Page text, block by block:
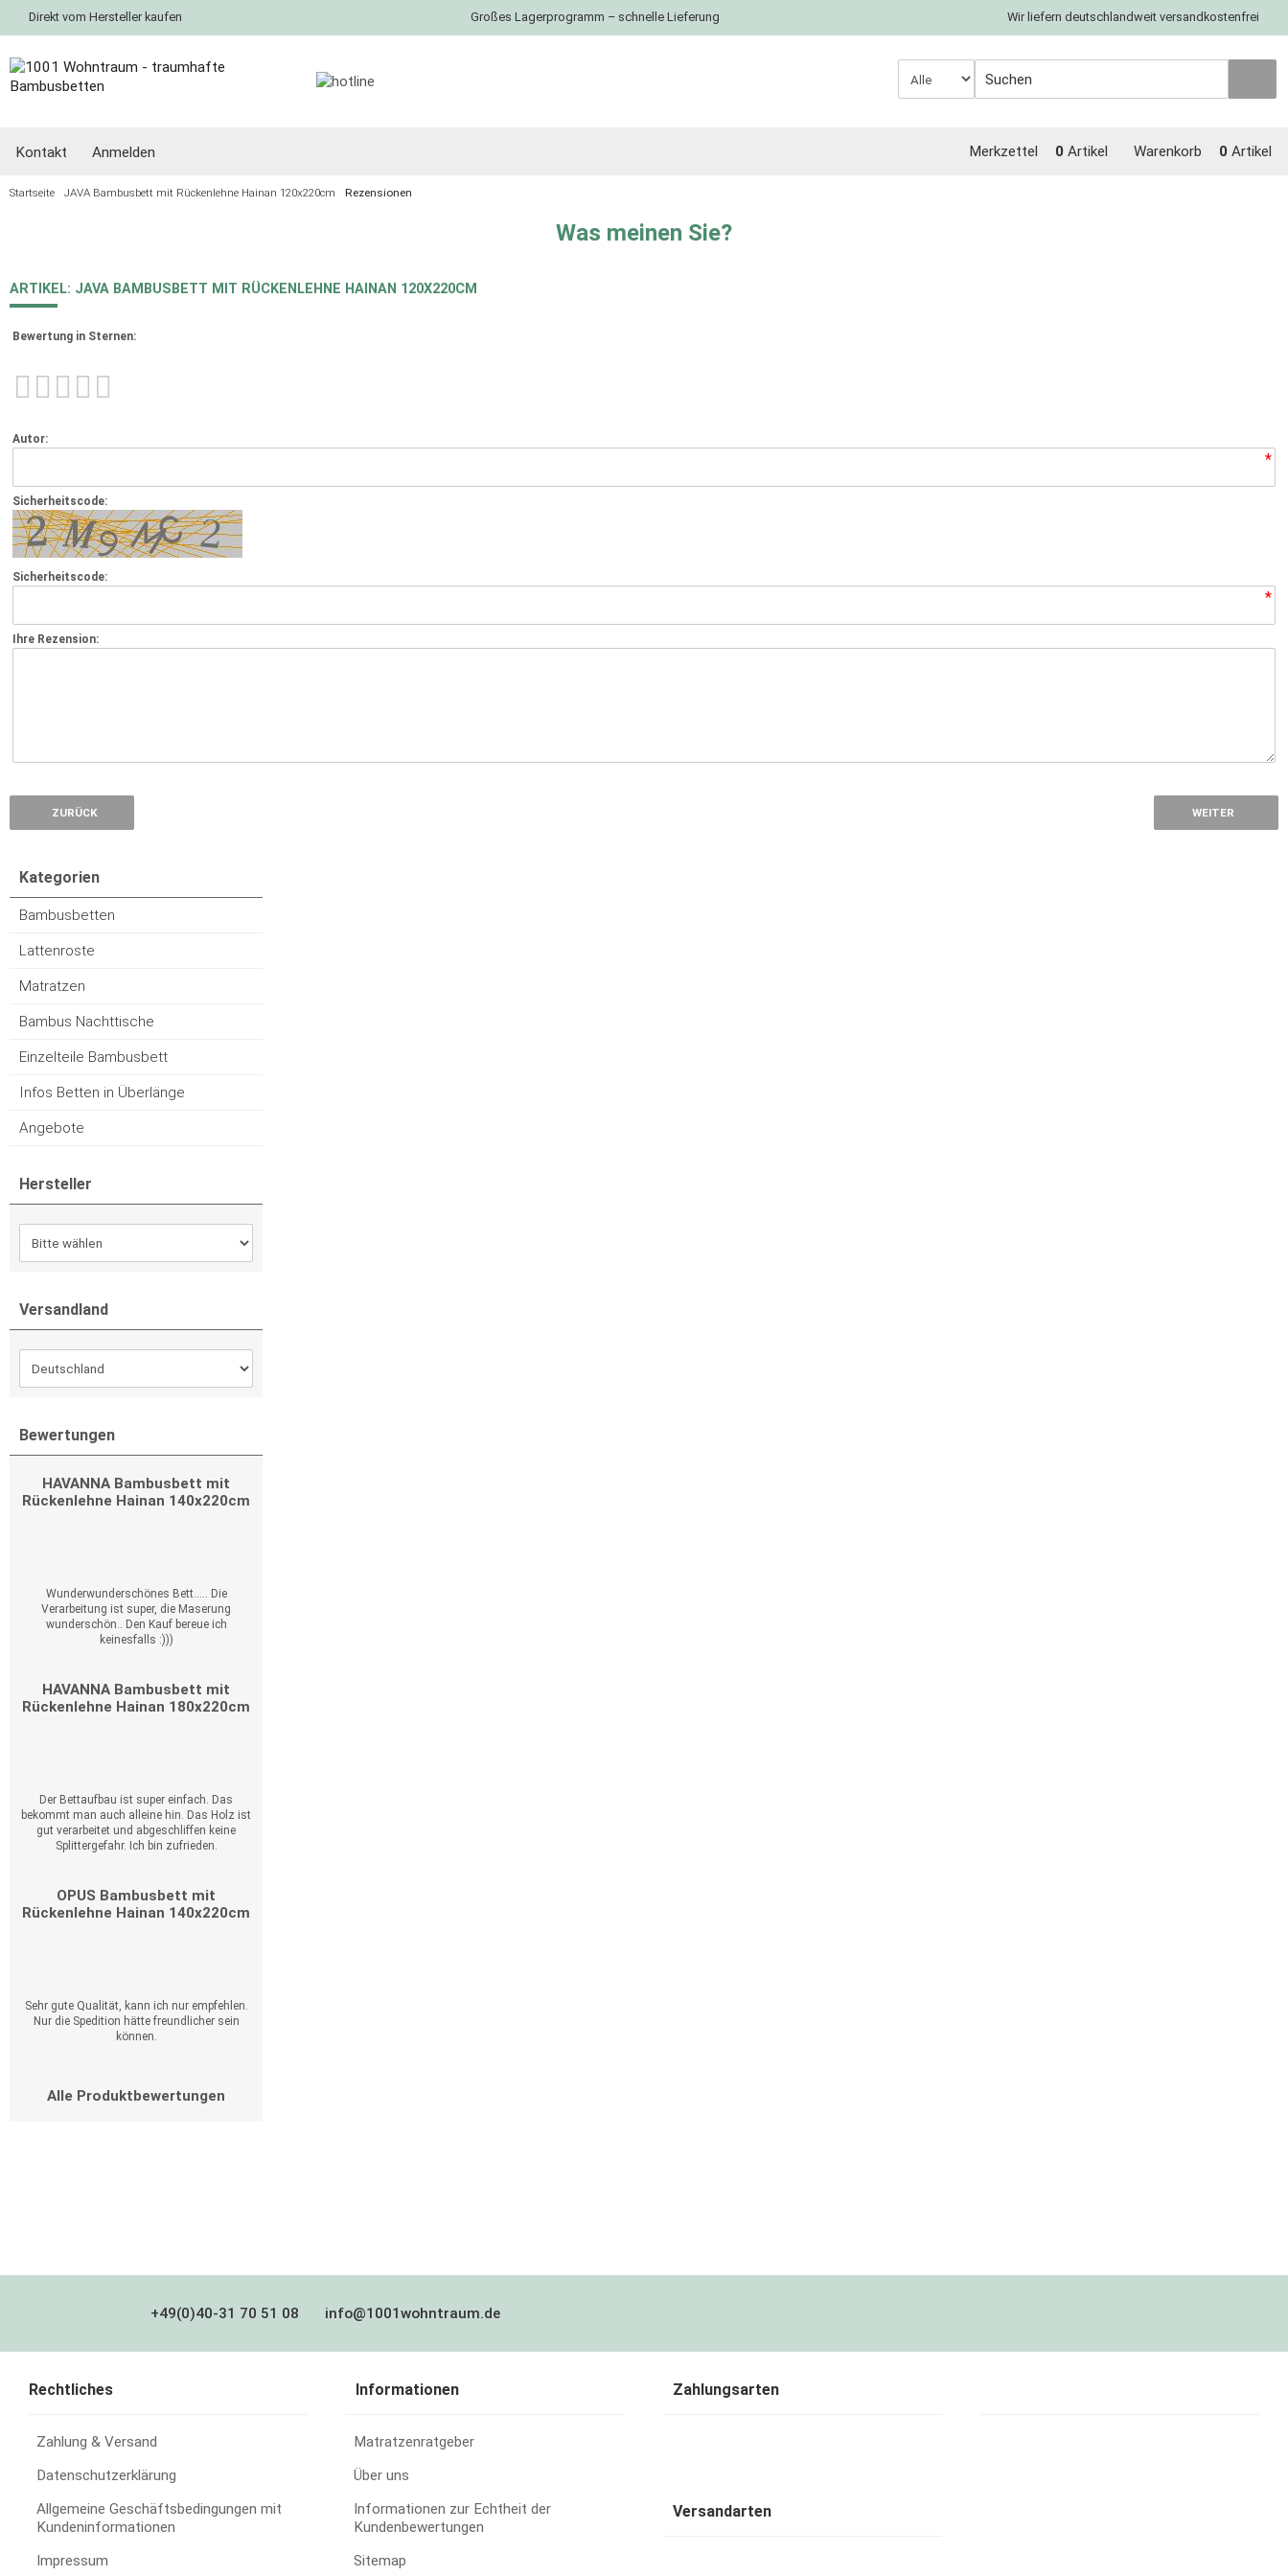
Direkt vom Hersteller kaufen Großes Lagerprogramm – schnelle Lieferung Wir liefern deutschlandweit versandkostenfrei
Kontakt Anmelden Warenkorb 0 Artikel
Merkzettel 0 Artikel
Startseite JAVA Bambusbett mit Rückenlehne Hainan 120x220cm Rezensionen
Was meinen Sie?
ARTIKEL: JAVA BAMBUSBETT MIT RÜCKENLEHNE HAINAN 120X220CM
Bewertung in Sternen:
Autor:
*
Sicherheitscode:
Sicherheitscode:
*
Ihre Rezension:
WEITER
ZURÜCK
Kategorien
Bambusbetten
Lattenroste
Matratzen
Bambus Nachttische
Einzelteile Bambusbett
Infos Betten in Überlänge
Angebote
Hersteller
Versandland
Bewertungen
HAVANNA Bambusbett mit
Rückenlehne Hainan 140x220cm
Wunderwunderschönes Bett..... Die
Verarbeitung ist super, die Maserung
wunderschön.. Den Kauf bereue ich
keinesfalls :)))
HAVANNA Bambusbett mit
Rückenlehne Hainan 180x220cm
Der Bettaufbau ist super einfach. Das
bekommt man auch alleine hin. Das Holz ist
gut verarbeitet und abgeschliffen keine
Splittergefahr. Ich bin zufrieden.
OPUS Bambusbett mit
Rückenlehne Hainan 140x220cm
Sehr gute Qualität, kann ich nur empfehlen.
Nur die Spedition hätte freundlicher sein
können.
Alle Produktbewertungen
+49(0)40-31 70 51 08 info@1001wohntraum.de
Rechtliches
Zahlung & Versand
Datenschutzerklärung
Allgemeine Geschäftsbedingungen mit
Kundeninformationen
Impressum
Informationen
Matratzenratgeber
Über uns
Informationen zur Echtheit der
Kundenbewertungen
Sitemap
Zahlungsarten
Versandarten